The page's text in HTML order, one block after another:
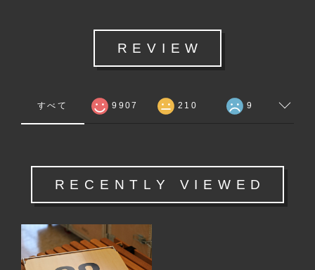
REVIEW
すべて 9907 210 9
RECENTLY VIEWED